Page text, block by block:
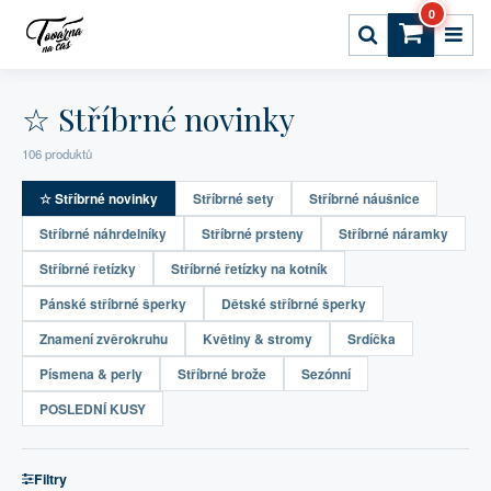
0
☆ Stříbrné novinky
106 produktů
☆ Stříbrné novinky Stříbrné sety
Stříbrné náušnice
Stříbrné náhrdelníky
Stříbrné prsteny
Stříbrné náramky
Stříbrné řetízky
Stříbrné řetízky na kotník
Pánské stříbrné šperky
Dětské stříbrné šperky
Znamení zvěrokruhu
Květiny & stromy
Srdíčka
Písmena & perly
Stříbrné brože
Sezónní
POSLEDNÍ KUSY
Filtry